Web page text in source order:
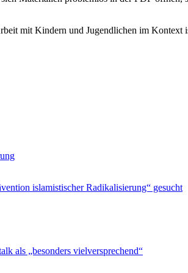
mit Kindern und Jugendlichen im Kontext
islamistischer Radikalisierung“ gesucht
als „besonders vielversprechend“